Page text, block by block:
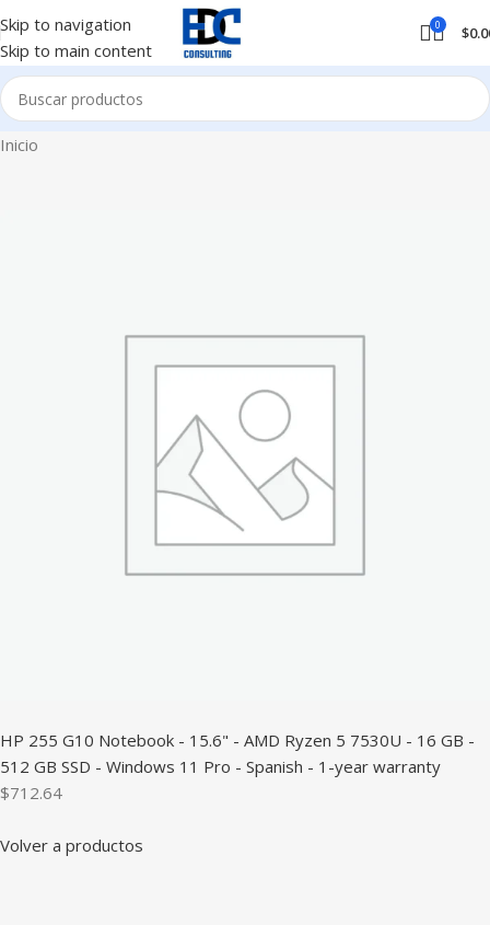
Skip to navigation
Skip to main content
0 $
Inicio
HP 255 G10 Notebook - 15.6" - AMD Ryzen 5 7530U - 16 GB -
512 GB SSD - Windows 11 Pro - Spanish - 1-year warranty
$712.64
Volver a productos